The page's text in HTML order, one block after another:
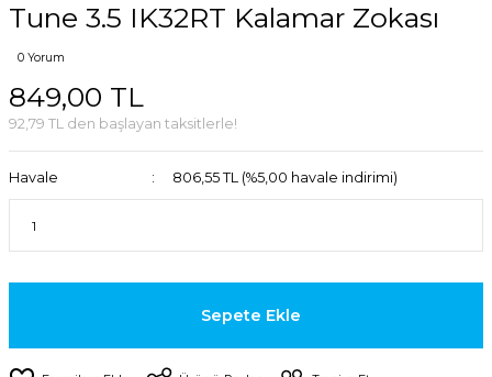
Tune 3.5 IK32RT Kalamar Zokası
0 Yorum
849,00 TL
92,79 TL den başlayan taksitlerle!
Havale 806,55 TL (%5,00 havale indirimi)
Sepete Ekle